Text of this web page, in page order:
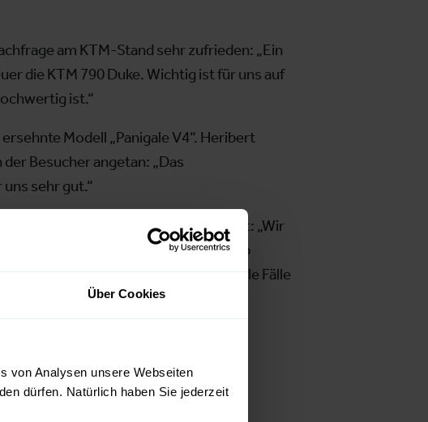
Über Cookies
von Analysen unsere Webseiten
dürfen. Natürlich haben Sie jederzeit
am KTM-Stand sehr zufrieden: „Ein
die KTM 790 Duke. Wichtig ist für uns auf
ist.“
Modell „Panigale V4“. Heribert
Besucher angetan: „Das
sehr gut.“
und Ambiente betont: „Wir
Jahr steigt. Hier im Gentleman’s Club
Wir sind nächstes Jahr auf alle Fälle